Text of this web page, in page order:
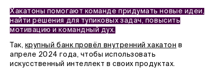
Хакатоны помогают команде придумать новые идеи,
найти решения для тупиковых задач, повысить
мотивацию и командный дух.
Так, крупный банк провёл внутренний хакатон в
апреле 2024 года, чтобы использовать
искусственный интеллект в своих продуктах.